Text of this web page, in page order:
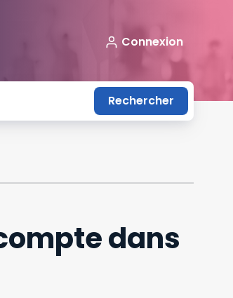
Connexion
Rechercher
dans